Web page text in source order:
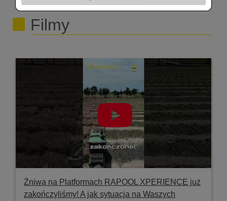
kwitnienia • dynamiczny przyrost biomasy w
krótkim czasie • wyrównanie łanu, ale też różnice
wynikające z genetyki odmian • potencjał
tutaj najlepiej widać, jak odmiany reagują na
warunki i jak różnią się tempem rozwoju – każdy
detal ma znaczenie w praktyce polowej.
Filmy
Żniwa na Platformach RAPOOL XPERIENCE już
zakończyliśmy! A jak sytuacja na Waszych